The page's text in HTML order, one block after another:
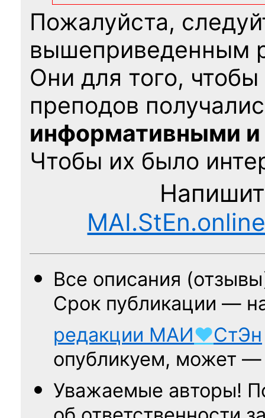
Пожалуйста,
вышеприведенным
Они для того,
преподов
информативными
Чтобы их было
Все описания
Срок публикации —
редакции МАИ♥СтЭн
опубликуем, может
Уважаемые авторы!